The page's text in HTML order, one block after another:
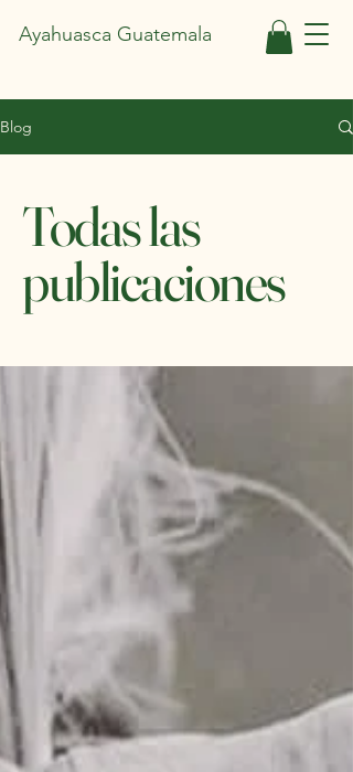
Ayahuasca Guatemala
Blog
Todas las
publicaciones